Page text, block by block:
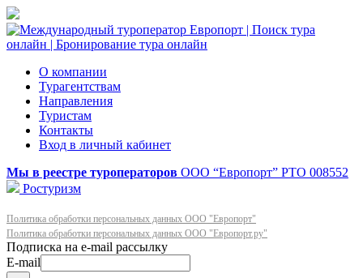
О компании
Турагентствам
Направления
Туристам
Контакты
Вход в личный кабинет
Мы в реестре туроператоров ООО “Европорт” РТО 008552
Ростуризм
Политика обработки персональных данных ООО "Европорт"
Политика обработки персональных данных ООО "Европорт.ру"
E-mail